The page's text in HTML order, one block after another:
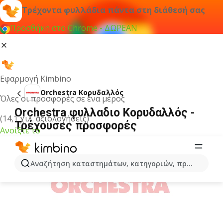
Τρέχοντα φυλλάδια πάντα στη διάθεσή σας
Προσθήκη στο Chrome - ΔΩΡΕΑΝ
Εφαρμογή Kimbino
Όλες οι προσφορές σε ένα μέρος
(14,1 χιλ. αξιολογήσεις)
Ανοίξτε το
Αναζήτηση καταστημάτων, κατηγοριών, προϊόντων...
Orchestra Κορυδαλλός
Orchestra φυλλαδιο Κορυδαλλός -
Τρέχουσες προσφορές